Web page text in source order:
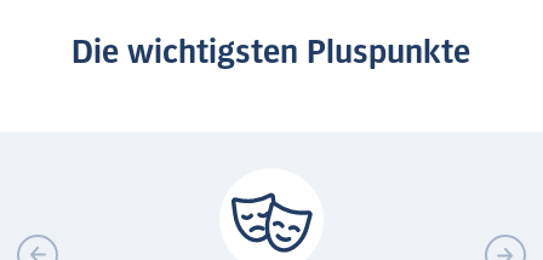
Die wichtigsten Pluspunkte